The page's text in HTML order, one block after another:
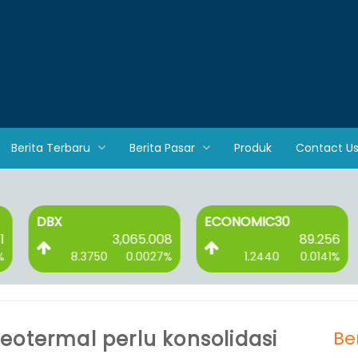
Berita Terbaru Berita Pasar Produk Contact Us
3,065.008
0.0027%
ECONOMIC30
89.256
1.2440 0.0141%
ESGQKEHATI
1.2620
perlu konsolidasi